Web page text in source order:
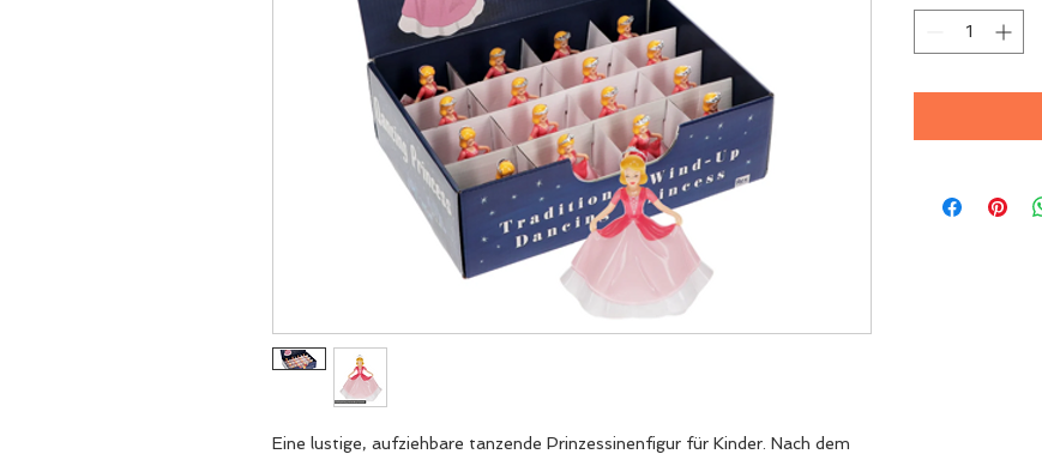
Eine lustige, aufziehbare tanzende Prinzessinenfigur für Kinder. Nach dem